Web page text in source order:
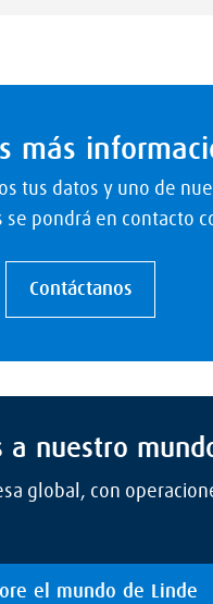
más
tus datos y uno de
se pondrá en contacto
Contáctanos
a nuestro
global, con
el mundo de Linde